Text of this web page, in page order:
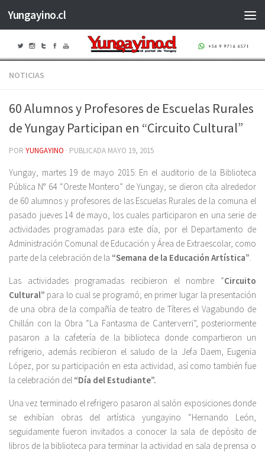
Saltar al contenido
Yungayino.cl
NOTICIAS
60 Alumnos y Profesores de Escuelas Rurales
de Yungay Participan en “Circuito Cultural”
POR YUNGAYINO · PUBLICADA MAYO 19, 2015
Yungay, martes 19 de mayo 2015: En el auditorio de la Biblioteca
Pública N° 64 “Oreste Montero” de Yungay, se dieron cita alrededor
de 60 alumnos y profesores de las Escuelas Rurales de la comuna el
pasado jueves 14 de mayo, los cuales participaron en una serie de
actividades programadas para este día, por el Departamento de
Administración Comunal de Educación y Área de Extraescolar, como
parte de la celebración de la “Semana de la Educación Artística”.
Las actividades programadas recibieron el nombre “Circuito
Cultural” para lo cual se programó; en primer lugar la presentación
de una obra de la compañía de teatro de Títeres el Vagabundo de
Chillán con la Obra “La Fantasma de Canterverri”, posteriormente
pasaron a la cafetería de la biblioteca donde compartieron un
refrigerio, además recibieron el saludo de la Jefa Daem, Eugenia
López, por su participación en esta actividad, así como también fue
la celebración del “Día del Estudiante”.
Una vez terminado el refrigero pasaron al salón exposiciones donde
se exhibían obras del artística yungayino “Hernando León,
seguidamente fueron invitados a conocer la sala de depósito de
libros de la biblioteca para terminar la actividad en sala de prensa o